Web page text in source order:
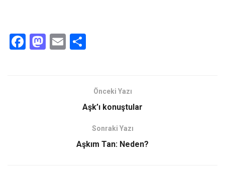
F
M E
Önceki Yazı
Aşk’ı konuştular
Sonraki Yazı
Aşkım Tan: Neden?